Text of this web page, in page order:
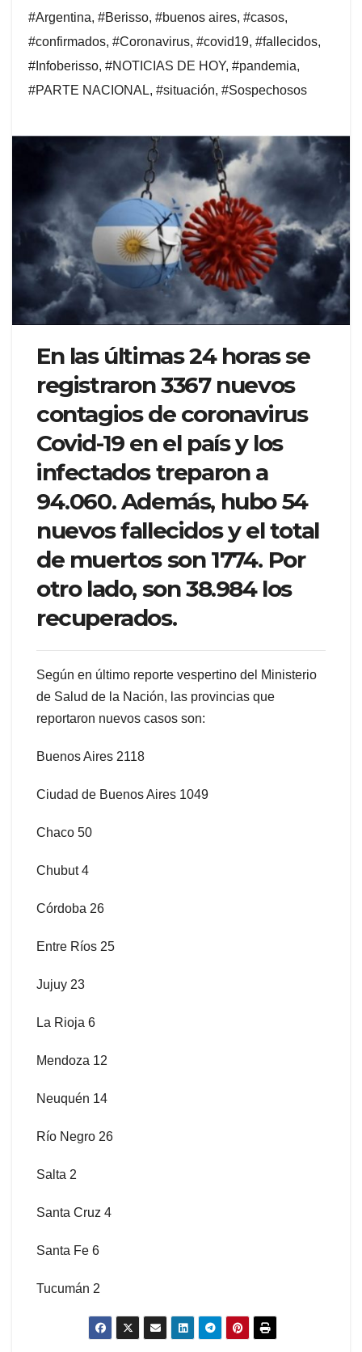
#Argentina, #Berisso, #buenos aires, #casos,
#confirmados, #Coronavirus, #covid19, #fallecidos,
#Infoberisso, #NOTICIAS DE HOY, #pandemia,
#PARTE NACIONAL, #situación, #Sospechosos
En las últimas 24 horas se
registraron 3367 nuevos
contagios de coronavirus
Covid-19 en el país y los
infectados treparon a
94.060. Además, hubo 54
nuevos fallecidos y el total
de muertos son 1774. Por
otro lado, son 38.984 los
recuperados.
Según en último reporte vespertino del Ministerio
de Salud de la Nación, las provincias que
reportaron nuevos casos son:
Buenos Aires 2118
Ciudad de Buenos Aires 1049
Chaco 50
Chubut 4
Córdoba 26
Entre Ríos 25
Jujuy 23
La Rioja 6
Mendoza 12
Neuquén 14
Río Negro 26
Salta 2
Santa Cruz 4
Santa Fe 6
Tucumán 2